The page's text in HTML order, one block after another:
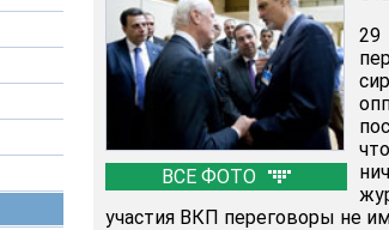
ВСЕ ФОТО
29
участия ВКП переговоры не